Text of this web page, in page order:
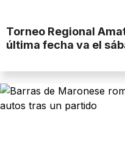
Torneo Regional
última fecha va el